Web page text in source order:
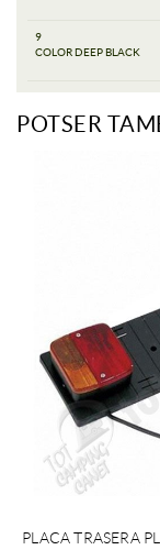
9
COLOR DEEP BLACK
POTSER
PLACA TRASERA